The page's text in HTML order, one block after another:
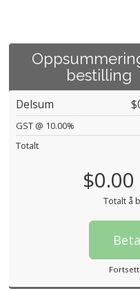
bestilling
Delsum
GST @ 10.00%
Totalt
Totalt å